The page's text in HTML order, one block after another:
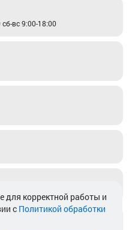
вс 9:00-18:00
для корректной работы и
с Политикой обработки